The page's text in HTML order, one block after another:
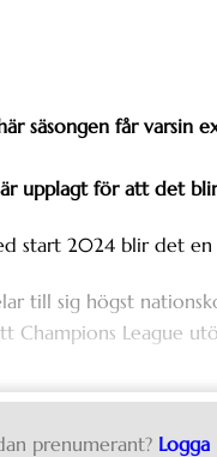
säsongen får varsin
upplagt för att det
start 2024 blir det
till sig högst
Champions League
prenumerant? Logga